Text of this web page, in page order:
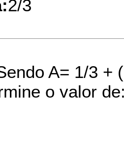
2/3
A= 1/3 +
o valor